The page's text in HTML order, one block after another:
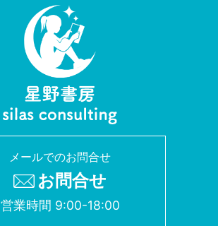
メールでのお問合せ
お問合せ
営業時間 9:00-18:00